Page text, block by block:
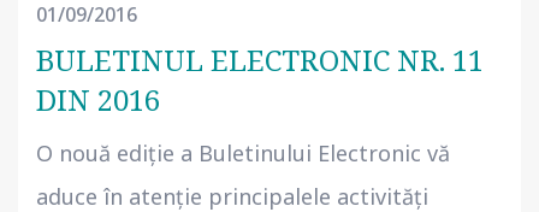
01/09/2016
BULETINUL ELECTRONIC NR. 11
DIN 2016
O nouă ediție a Buletinului Electronic vă
aduce în atenție principalele activități